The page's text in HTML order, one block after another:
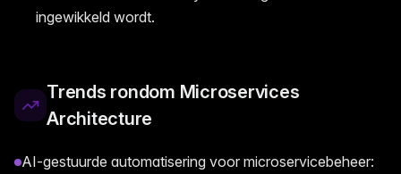
ingewikkeld wordt.
Trends rondom Microservices
Architecture
AI-gestuurde automatisering voor microservicebeheer: